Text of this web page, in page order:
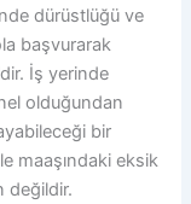
dürüstlüğü ve
başvurarak
İş yerinde
olduğundan
bir
maaşındaki eksik
değildir.